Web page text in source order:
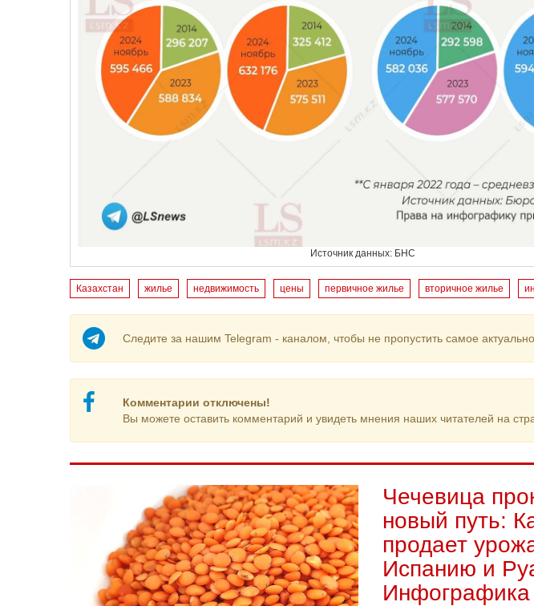
Источник данных: БНС
Казахстан жилье недвижимость цены первичное жилье вторичное жилье
Следите за нашим Telegram - каналом, чтобы не пропустить самое
Комментарии отключены!
Вы можете оставить комментарий и увидеть мнения наших читателей на
Чечевица
новый путь:
продает
Испанию и
Инфографика